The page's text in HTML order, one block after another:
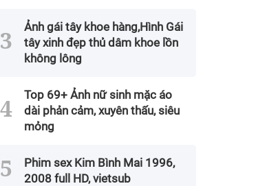
Ảnh gái tây khoe hàng,Hình Gái
tây xinh đẹp thủ dâm khoe lồn
không lông
Top 69+ Ảnh nữ sinh mặc áo
dài phản cảm, xuyên thấu, siêu
mỏng
Phim sex Kim Bình Mai 1996,
2008 full HD, vietsub